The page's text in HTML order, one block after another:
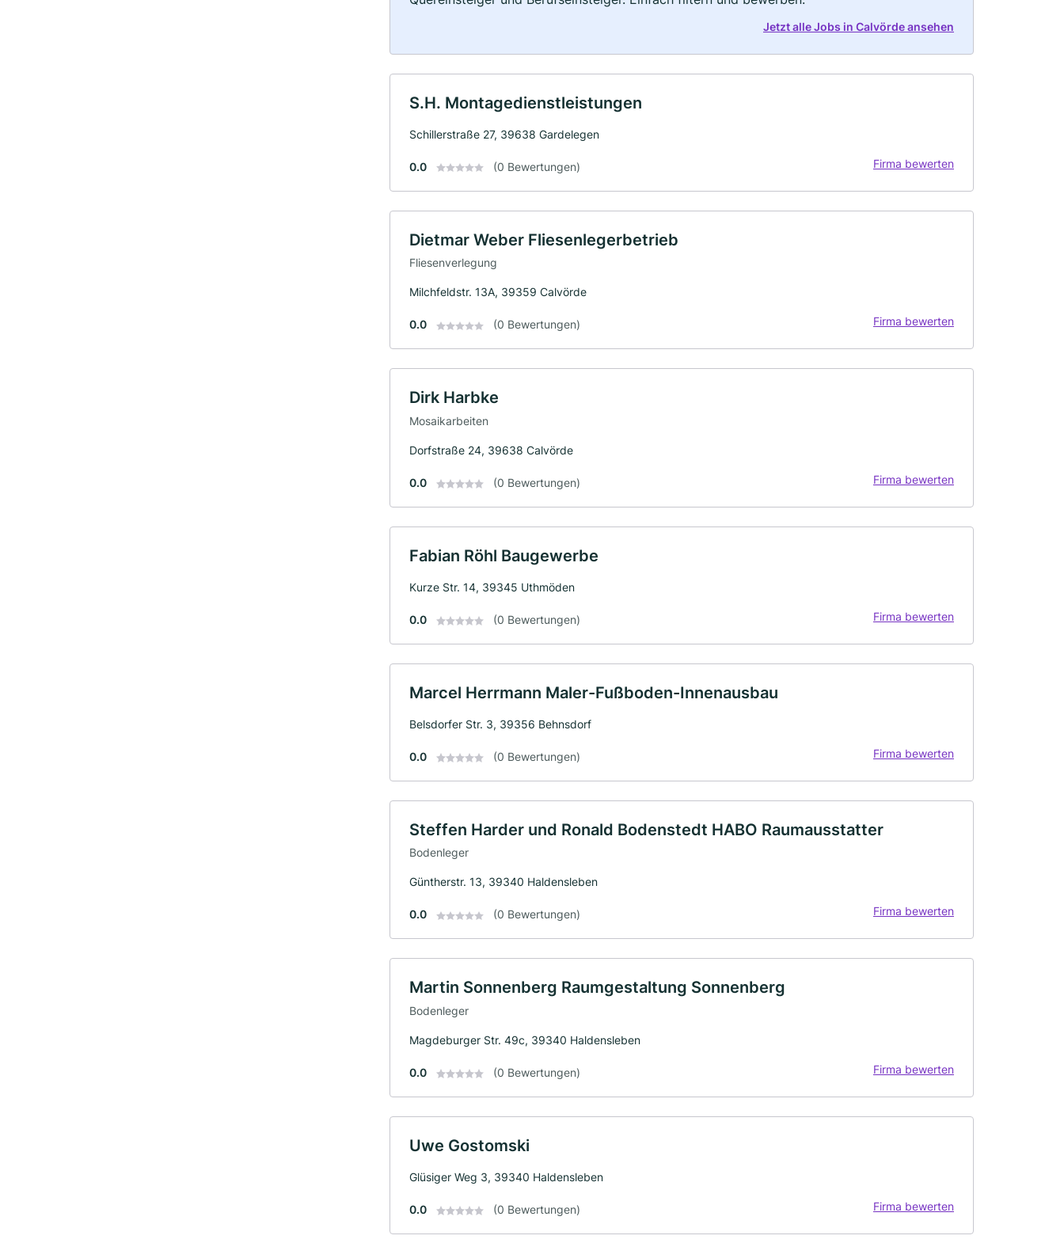
Jetzt alle Jobs in Calvörde ansehen
S.H. Montagedienstleistungen
Schillerstraße 27, 39638 Gardelegen
0.0 (0 Bewertungen) Firma bewerten
Dietmar Weber Fliesenlegerbetrieb
Fliesenverlegung
Milchfeldstr. 13A, 39359 Calvörde
0.0 (0 Bewertungen) Firma bewerten
Dirk Harbke
Mosaikarbeiten
Dorfstraße 24, 39638 Calvörde
0.0 (0 Bewertungen) Firma bewerten
Fabian Röhl Baugewerbe
Kurze Str. 14, 39345 Uthmöden
0.0 (0 Bewertungen) Firma bewerten
Marcel Herrmann Maler-Fußboden-Innenausbau
Belsdorfer Str. 3, 39356 Behnsdorf
0.0 (0 Bewertungen) Firma bewerten
Steffen Harder und Ronald Bodenstedt HABO Raumausstatter
Bodenleger
Güntherstr. 13, 39340 Haldensleben
0.0 (0 Bewertungen) Firma bewerten
Martin Sonnenberg Raumgestaltung Sonnenberg
Bodenleger
Magdeburger Str. 49c, 39340 Haldensleben
0.0 (0 Bewertungen) Firma bewerten
Uwe Gostomski
Glüsiger Weg 3, 39340 Haldensleben
0.0 (0 Bewertungen) Firma bewerten